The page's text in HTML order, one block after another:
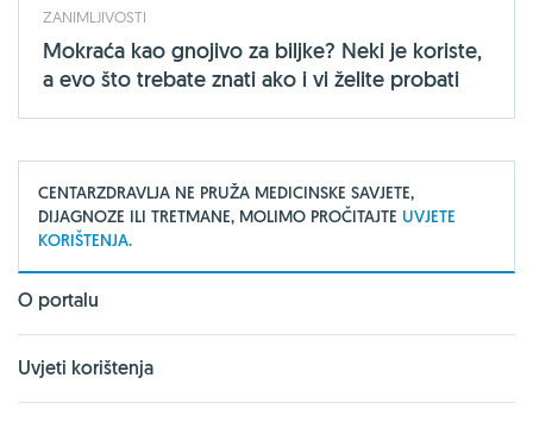
ZANIMLJIVOSTI
Mokraća kao gnojivo za biljke? Neki je koriste,
a evo što trebate znati ako i vi želite probati
CENTARZDRAVLJA NE PRUŽA MEDICINSKE SAVJETE,
DIJAGNOZE ILI TRETMANE, MOLIMO PROČITAJTE UVJETE
KORIŠTENJA.
O portalu
Uvjeti korištenja